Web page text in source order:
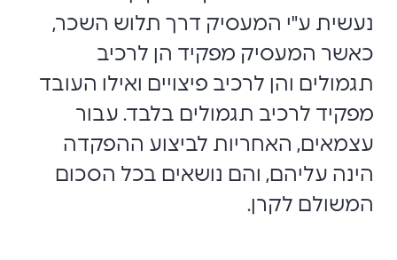
נעשית ע"י המעסיק דרך תלוש השכר,
כאשר המעסיק מפקיד הן לרכיב
תגמולים והן לרכיב פיצויים ואילו העובד
מפקיד לרכיב תגמולים בלבד. עבור
עצמאים, האחריות לביצוע ההפקדה
הינה עליהם, והם נושאים בכל הסכום
המשולם לקרן.